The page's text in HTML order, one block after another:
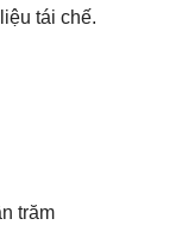
tái chế.
trăm